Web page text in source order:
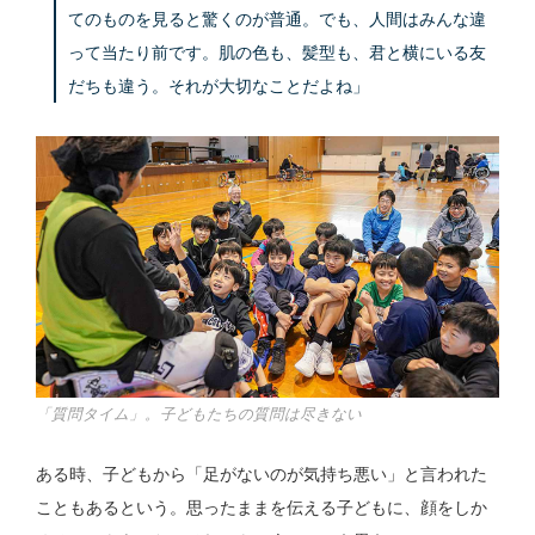
てのものを見ると驚くのが普通。でも、人間はみんな違
って当たり前です。肌の色も、髪型も、君と横にいる友
だちも違う。それが大切なことだよね」
「質問タイム」。子どもたちの質問は尽きない
ある時、子どもから「足がないのが気持ち悪い」と言われた
こともあるという。思ったままを伝える子どもに、顔をしか